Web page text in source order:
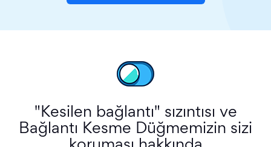
"Kesilen bağlantı" sızıntısı ve
Bağlantı Kesme Düğmemizin sizi